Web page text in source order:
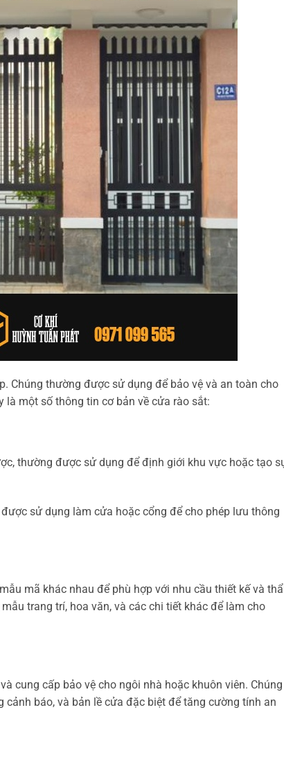
Chúng thường được sử dụng để bảo vệ và an toàn cho
là một số thông tin cơ bản về cửa rào sắt:
thường được sử dụng để định giới khu vực hoặc tạo
sử dụng làm cửa hoặc cổng để cho phép lưu thông
mã khác nhau để phù hợp với nhu cầu thiết kế và
trang trí, hoa văn, và các chi tiết khác để làm cho
cung cấp bảo vệ cho ngôi nhà hoặc khuôn viên. Chúng
báo, và bản lề cửa đặc biệt để tăng cường tính an